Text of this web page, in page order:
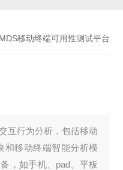
移动终端可用性测试平台
互行为分析，包括移动
和移动终端智能分析模
，如手机、pad、平板